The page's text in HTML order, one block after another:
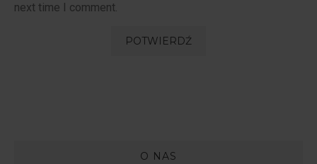
next time I comment.
O NAS